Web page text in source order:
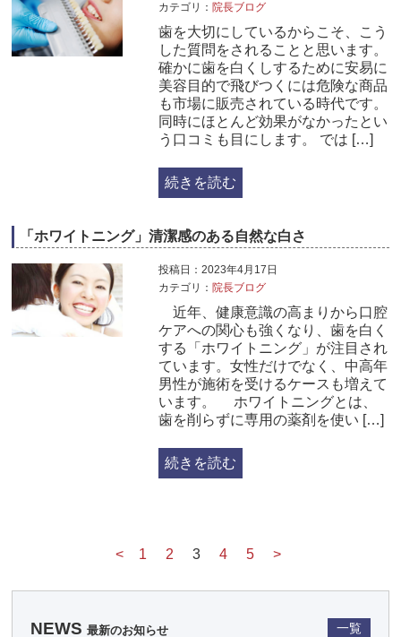
カテゴリ： 院長ブログ
歯を大切にしているからこそ、こう
した質問をされることと思います。
確かに歯を白くしするために安易に
美容目的で飛びつくには危険な商品
も市場に販売されている時代です。
同時にほとんど効果がなかったとい
う口コミも目にします。 では […]
続きを読む
「ホワイトニング」清潔感のある自然な白さ
投稿日：2023年4月17日
カテゴリ： 院長ブログ
近年、健康意識の高まりから口腔
ケアへの関心も強くなり、歯を白く
する「ホワイトニング」が注目され
ています。女性だけでなく、中高年
男性が施術を受けるケースも増えて
います。 ホワイトニングとは、
歯を削らずに専用の薬剤を使い […]
続きを読む
< 1 2 3 4 5 >
NEWS 最新のお知らせ 一覧